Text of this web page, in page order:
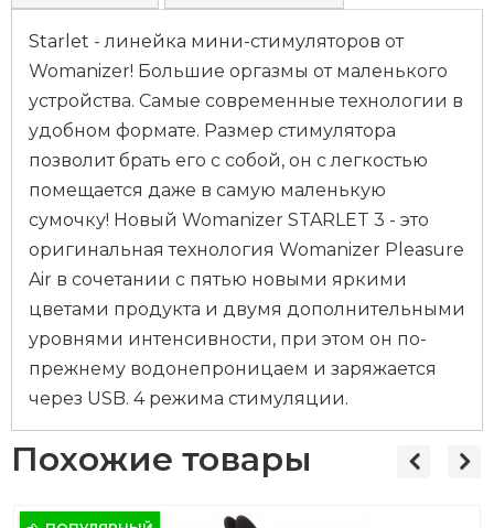
Starlet - линейка мини-стимуляторов от
Womanizer! Большие оргазмы от маленького
устройства. Самые современные технологии в
удобном формате. Размер стимулятора
позволит брать его с собой, он с легкостью
помещается даже в самую маленькую
сумочку! Новый Womanizer STARLET 3 - это
оригинальная технология Womanizer Pleasure
Air в сочетании с пятью новыми яркими
цветами продукта и двумя дополнительными
уровнями интенсивности, при этом он по-
прежнему водонепроницаем и заряжается
через USB. 4 режима стимуляции.
Похожие товары